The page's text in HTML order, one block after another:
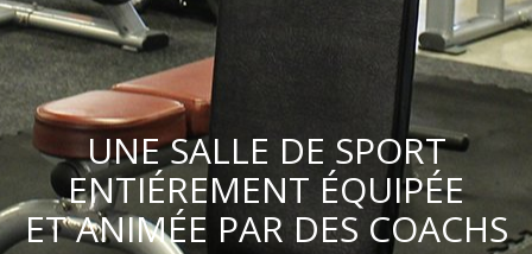
UNE SALLE DE SPORT
ENTIÉREMENT ÉQUIPÉE
ET ANIMÉE PAR DES COACHS